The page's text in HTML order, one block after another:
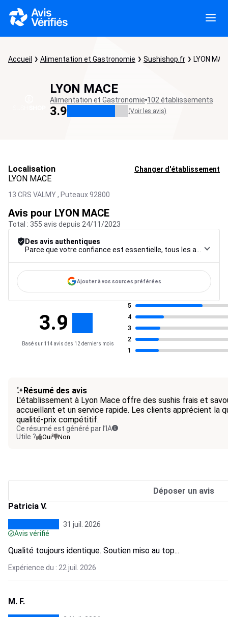
Accueil Alimentation et Gastronomie Sushishop.fr LYON
LYON MACE
Alimentation et Gastronomie 102 établissements
3.9 (Voir les avis)
Localisation Changer d'établissement
LYON MACE
13 CRS VALMY , Puteaux92800
Avis pour LYON MACE
Total : 355 avis depuis 24/11/2023
Des avis authentiques
Ajouter à vos sources préférées
3.9
Basé sur 114 avis des 12 derniers mois
5
4
3
2
1
Résumé des avis
L'établissement à Lyon Mace offre des sushis frais et
accueillant et un service rapide. Les clients apprécient la
qualité-prix compétitif.
Ce résumé est généré par l’IA
Utile ?
Oui Non
Déposer un avis
Patricia V.
31 juil. 2026
Avis vérifié
Qualité toujours identique. Soutien miso au top...
Expérience du : 22 juil. 2026
M. F.